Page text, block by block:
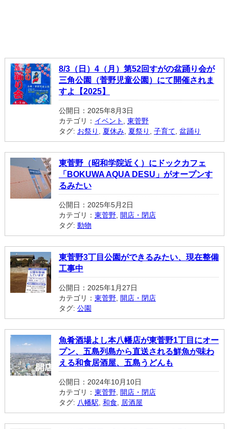
8/3（日）4（月）第52回すがの盆踊り会が
三角公園（菅野児童公園）にて開催されま
すよ【2025】
公開日：2025年8月3日
カテゴリ： イベント
東菅野
タグ: お祭り 夏休み, 夏祭り 子育て 盆踊り
東菅野（昭和学院近く）にドックカフェ
「BOKUWA AQUA DESU」がオープンす
るみたい
公開日：2025年5月2日
カテゴリ： 東菅野, 開店・閉店
タグ: 動物
東菅野3丁目公園ができるみたい、現在整備
工事中
公開日：2025年1月27日
カテゴリ： 東菅野, 開店・閉店
タグ: 公園
魚肴酒場よし本八幡店が東菅野1丁目にオー
プン、五島列島から直送される鮮魚が味わ
える和食居酒屋、五島うどんも
公開日：2024年10月10日
カテゴリ： 東菅野, 開店・閉店
タグ: 八幡駅 和食 居酒屋